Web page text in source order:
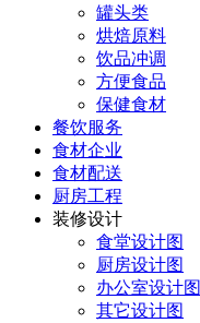
罐头类
烘焙原料
饮品冲调
方便食品
保健食材
餐饮服务
食材企业
食材配送
厨房工程
装修设计
食堂设计图
厨房设计图
办公室设计图
其它设计图